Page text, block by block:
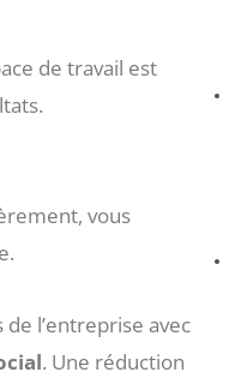
de travail est
vous
de l’entreprise avec
. Une réduction